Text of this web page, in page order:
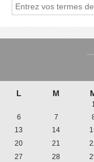
L M
6
7
13
14
20
21
27
28